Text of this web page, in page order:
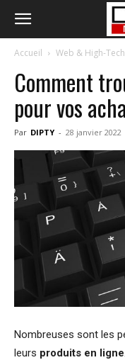
Accueil Web & High-Tech
Comment
pour vos
Par DIPTY - 28 janvier 2022
Nombreuses sont les
leurs produits en ligne